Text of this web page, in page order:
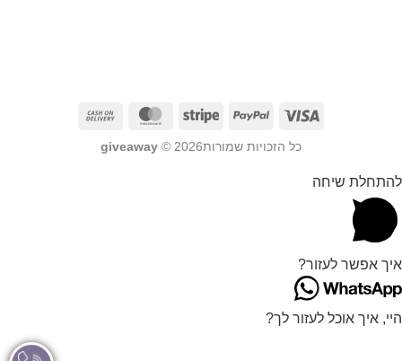
כל הזכויות שמורות2026 © giveaway
להתחלת שיחה
איך אפשר לעזור?
היי, איך אוכל לעזור לך?